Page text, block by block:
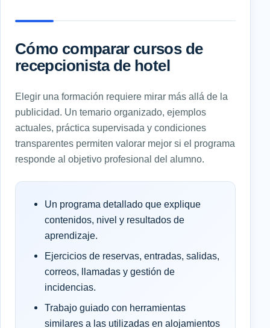
Cómo comparar cursos de
recepcionista de hotel
Elegir una formación requiere mirar más allá de la
publicidad. Un temario organizado, ejemplos
actuales, práctica supervisada y condiciones
transparentes permiten valorar mejor si el programa
responde al objetivo profesional del alumno.
Un programa detallado que explique
contenidos, nivel y resultados de
aprendizaje.
Ejercicios de reservas, entradas, salidas,
correos, llamadas y gestión de
incidencias.
Trabajo guiado con herramientas
similares a las utilizadas en alojamientos